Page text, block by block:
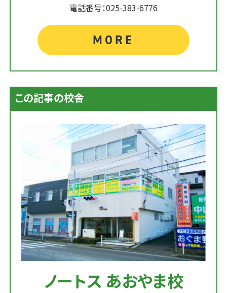
電話番号：025-383-6776
MORE
この記事の校舎
ノートス あおやま校